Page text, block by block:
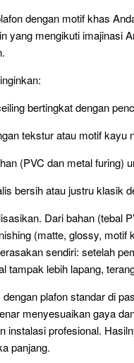
dengan motif khas
yang mengikuti imajinasi
bertingkat dengan
tekstur atau motif kayu
(PVC dan metal furing)
bersih atau justru klasik
Dari bahan (tebal
(matte, glossy, motif
sendiri: setelah
tampak lebih lapang,
plafon standar di
menyesuaikan gaya
instalasi profesional.
panjang.